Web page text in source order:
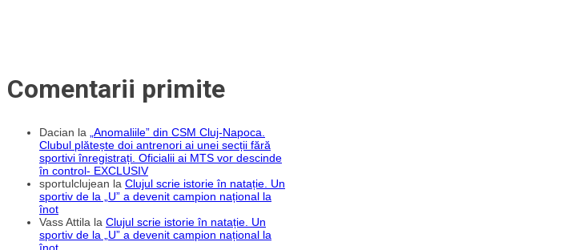
Comentarii primite
Dacian la
„Anomaliile” din CSM Cluj-Napoca.
Clubul plătește doi antrenori ai unei secții fără
sportivi înregistrați. Oficialii ai MTS vor descinde
în control- EXCLUSIV
sportulclujean la Clujul scrie istorie în natație. Un
sportiv de la „U” a devenit campion național la
înot
Vass Attila la Clujul scrie istorie în natație. Un
sportiv de la „U” a devenit campion național la